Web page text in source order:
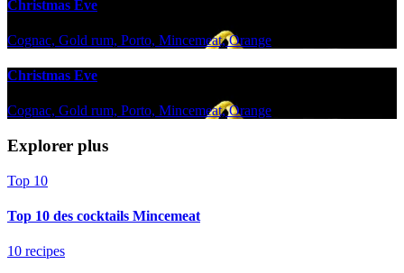
Christmas Eve
Cognac, Gold rum, Porto, Mincemeat, Orange
Christmas Eve
Cognac, Gold rum, Porto, Mincemeat, Orange
Explorer plus
Top 10
Top 10 des cocktails Mincemeat
10 recipes